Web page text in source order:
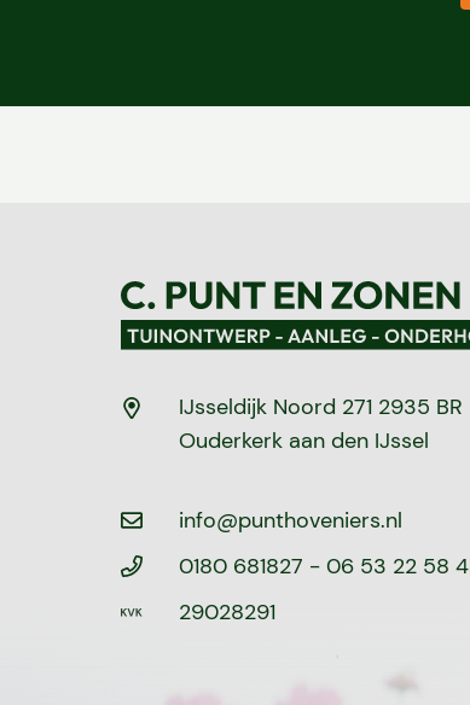
IJsseldijk Noord 271 2935 BR
Ouderkerk aan den IJssel
info@punthoveniers.nl
0180 681827 - 06 53 22 58
29028291